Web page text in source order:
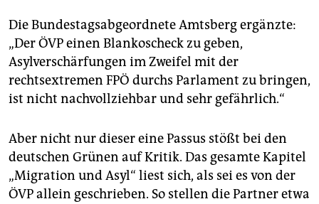
Die Bundestagsabgeordnete Amtsberg ergänzte:
„Der ÖVP einen Blankoscheck zu geben,
Asylverschärfungen im Zweifel mit der
rechtsextremen FPÖ durchs Parlament zu bringen,
ist nicht nachvollziehbar und sehr gefährlich.“
Aber nicht nur dieser eine Passus stößt bei den
deutschen Grünen auf Kritik. Das gesamte Kapitel
„Migration und Asyl“ liest sich, als sei es von der
ÖVP allein geschrieben. So stellen die Partner etwa